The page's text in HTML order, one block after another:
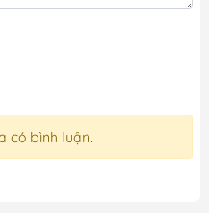
có bình luận.